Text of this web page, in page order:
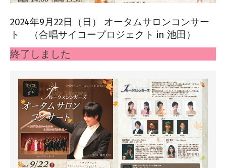
2024年9月22日（日） オータムサロンコンサー
ト （合唱サイコープロジェクト in 池田）
2024-
06-
終了しました